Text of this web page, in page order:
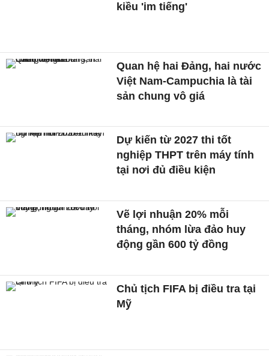
kiều 'im tiếng'
Quan hệ hai Đảng, hai nước
Việt Nam-Campuchia là tài
sản chung vô giá ​
Dự kiến từ 2027 thi tốt
nghiệp THPT trên máy tính
tại nơi đủ điều kiện
Vẽ lợi nhuận 20% mỗi
tháng, nhóm lừa đảo huy
động gần 600 tỷ đồng
Chủ tịch FIFA bị điều tra tại
Mỹ